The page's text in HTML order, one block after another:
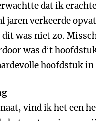
dat ik
jaren verkeerde
dit was niet zo.
was dit
hoofdstuk in
vind ik het een